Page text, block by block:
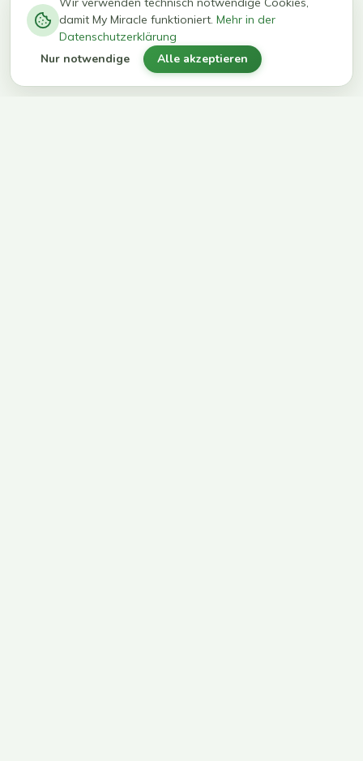
kg in 12
Wochen
erreichen
ihr Ziel
damit My Miracle funktioniert. Mehr in der
Datenschutzerklärung
Nur notwendige Alle akzeptieren